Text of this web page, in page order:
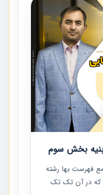
شده و به تمام
هستند حتما
بخش سوم
فهرست بها رشته
که در آن تک تک